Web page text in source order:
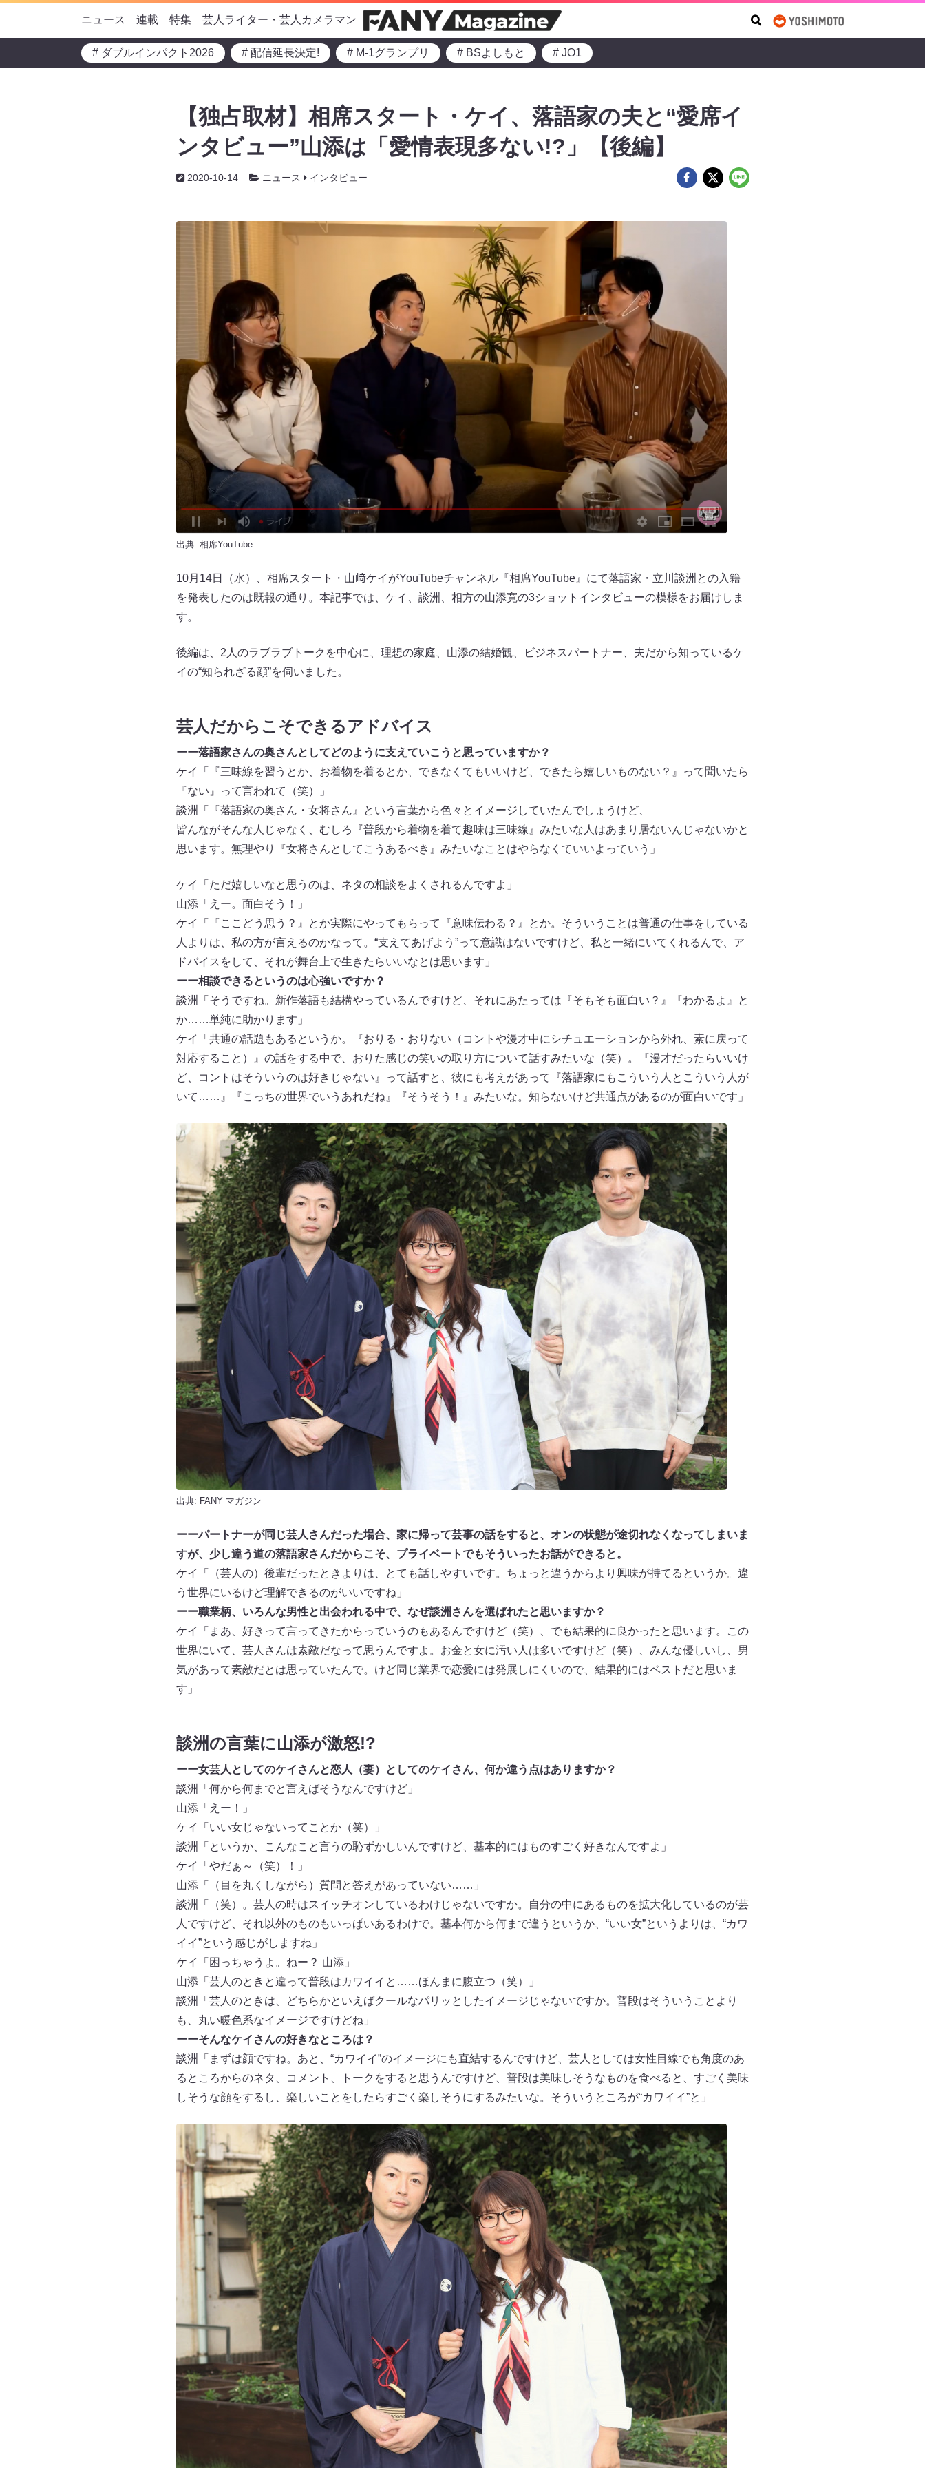
ニュース 連載 特集 芸人ライター・芸人カメラマン
# ダブルインパクト2026 # 配信延長決定! # M-1グランプリ # BSよしもと # JO1
【独占取材】相席スタート・ケイ、落語家の夫と“愛席イ
ンタビュー”山添は「愛情表現多ない!?」【後編】
2020-10-14 ニュース インタビュー
出典: 相席YouTube
10月14日（水）、相席スタート・山﨑ケイがYouTubeチャンネル『相席YouTube』にて落語家・立川談洲との入籍
を発表したのは既報の通り。本記事では、ケイ、談洲、相方の山添寛の3ショットインタビューの模様をお届けしま
す。
後編は、2人のラブラブトークを中心に、理想の家庭、山添の結婚観、ビジネスパートナー、夫だから知っているケ
イの“知られざる顔”を伺いました。
芸人だからこそできるアドバイス
ーー落語家さんの奥さんとしてどのように支えていこうと思っていますか？
ケイ「『三味線を習うとか、お着物を着るとか、できなくてもいいけど、できたら嬉しいものない？』って聞いたら
『ない』って言われて（笑）」
談洲「『落語家の奥さん・女将さん』という言葉から色々とイメージしていたんでしょうけど、
皆んながそんな人じゃなく、むしろ『普段から着物を着て趣味は三味線』みたいな人はあまり居ないんじゃないかと
思います。無理やり『女将さんとしてこうあるべき』みたいなことはやらなくていいよっていう」
ケイ「ただ嬉しいなと思うのは、ネタの相談をよくされるんですよ」
山添「えー。面白そう！」
ケイ「『ここどう思う？』とか実際にやってもらって『意味伝わる？』とか。そういうことは普通の仕事をしている
人よりは、私の方が言えるのかなって。“支えてあげよう”って意識はないですけど、私と一緒にいてくれるんで、ア
ドバイスをして、それが舞台上で生きたらいいなとは思います」
ーー相談できるというのは心強いですか？
談洲「そうですね。新作落語も結構やっているんですけど、それにあたっては『そもそも面白い？』『わかるよ』と
か……単純に助かります」
ケイ「共通の話題もあるというか。『おりる・おりない（コントや漫才中にシチュエーションから外れ、素に戻って
対応すること）』の話をする中で、おりた感じの笑いの取り方について話すみたいな（笑）。『漫才だったらいいけ
ど、コントはそういうのは好きじゃない』って話すと、彼にも考えがあって『落語家にもこういう人とこういう人が
いて……』『こっちの世界でいうあれだね』『そうそう！』みたいな。知らないけど共通点があるのが面白いです」
出典: FANY マガジン
ーーパートナーが同じ芸人さんだった場合、家に帰って芸事の話をすると、オンの状態が途切れなくなってしまいま
すが、少し違う道の落語家さんだからこそ、プライベートでもそういったお話ができると。
ケイ「（芸人の）後輩だったときよりは、とても話しやすいです。ちょっと違うからより興味が持てるというか。違
う世界にいるけど理解できるのがいいですね」
ーー職業柄、いろんな男性と出会われる中で、なぜ談洲さんを選ばれたと思いますか？
ケイ「まあ、好きって言ってきたからっていうのもあるんですけど（笑）、でも結果的に良かったと思います。この
世界にいて、芸人さんは素敵だなって思うんですよ。お金と女に汚い人は多いですけど（笑）、みんな優しいし、男
気があって素敵だとは思っていたんで。けど同じ業界で恋愛には発展しにくいので、結果的にはベストだと思いま
す」
談洲の言葉に山添が激怒!?
ーー女芸人としてのケイさんと恋人（妻）としてのケイさん、何か違う点はありますか？
談洲「何から何までと言えばそうなんですけど」
山添「えー！」
ケイ「いい女じゃないってことか（笑）」
談洲「というか、こんなこと言うの恥ずかしいんですけど、基本的にはものすごく好きなんですよ」
ケイ「やだぁ～（笑）！」
山添「（目を丸くしながら）質問と答えがあっていない……」
談洲「（笑）。芸人の時はスイッチオンしているわけじゃないですか。自分の中にあるものを拡大化しているのが芸
人ですけど、それ以外のものもいっぱいあるわけで。基本何から何まで違うというか、“いい女”というよりは、“カワ
イイ”という感じがしますね」
ケイ「困っちゃうよ。ねー？ 山添」
山添「芸人のときと違って普段はカワイイと……ほんまに腹立つ（笑）」
談洲「芸人のときは、どちらかといえばクールなパリッとしたイメージじゃないですか。普段はそういうことより
も、丸い暖色系なイメージですけどね」
ーーそんなケイさんの好きなところは？
談洲「まずは顔ですね。あと、“カワイイ”のイメージにも直結するんですけど、芸人としては女性目線でも角度のあ
るところからのネタ、コメント、トークをすると思うんですけど、普段は美味しそうなものを食べると、すごく美味
しそうな顔をするし、楽しいことをしたらすごく楽しそうにするみたいな。そういうところが“カワイイ”と」